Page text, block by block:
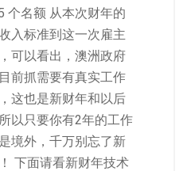
个名额 从本次财年的
入标准到这一次雇主
可以看出，澳洲政府
前抓需要有真实工作
这也是新财年和以后
以只要你有2年的工作
境外，千万别忘了新
下面请看新财年技术